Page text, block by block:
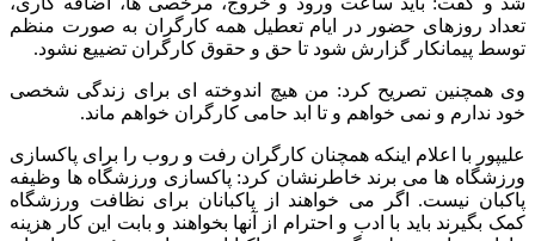
تعداد روزهای حضور در ایام تعطیل همه کارگران به صورت منظم
توسط پیمانکار گزارش شود تا حق و حقوق کارگران تضییع نشود.
وی همچنین تصریح کرد: من هیچ اندوخته ای برای زندگی شخصی
خود ندارم و نمی خواهم و تا ابد حامی کارگران خواهم ماند.
علیپور با اعلام اینکه همچنان کارگران رفت و روب را برای پاکسازی
ورزشگاه ها می برند خاطرنشان کرد: پاکسازی ورزشگاه ها وظیفه
پاکبان نیست. اگر می خواهند از پاکبانان برای نظافت ورزشگاه
کمک بگیرند باید با ادب و احترام از آنها بخواهند و بابت این کار هزینه